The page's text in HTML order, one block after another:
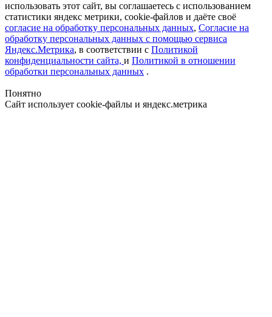
использовать этот сайт, вы соглашаетесь с использованием
статистики яндекс метрики, cookie-файлов и даёте своё
согласие на обработку персональных данных, Согласие на
обработку персональных данных с помощью сервиса
Яндекс.Метрика, в соответствии с Политикой
конфиденциальности сайта, и Политикой в отношении
обработки персональных данных .
Понятно
Сайт использует cookie-файлы и яндекс.метрика